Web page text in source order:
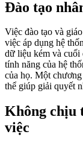
Đào tạo
Việc đào tạo và
việc áp dụng hệ
dữ liệu kém và cuối
tính năng của hệ
của họ. Một
thể giúp giải quyết
Không chịu
việc